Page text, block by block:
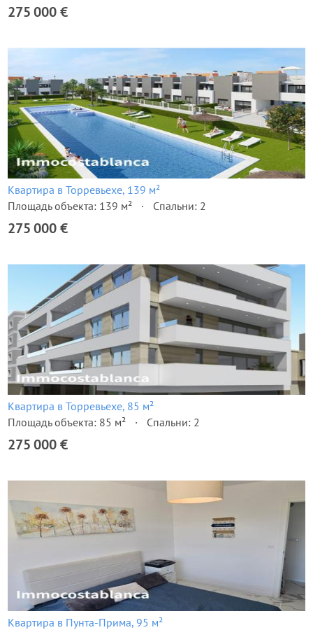
275 000 €
Квартира в Торревьехе, 139 м²
Площадь объекта: 139 м²
Спальни: 2
275 000 €
Квартира в Торревьехе, 85 м²
Площадь объекта: 85 м²
Спальни: 2
275 000 €
Квартира в Пунта-Прима, 95 м²